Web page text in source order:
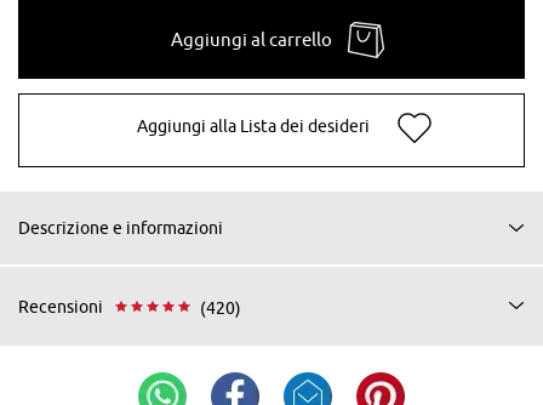
Aggiungi al carrello
Aggiungi alla Lista dei desideri
Descrizione e informazioni
Recensioni (420)